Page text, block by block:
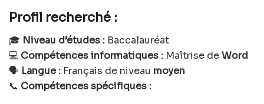
Profil recherché :
🎓 Niveau d’études : Baccalauréat
💻 Compétences informatiques : Maîtrise deWord
🗣️ Langue : Français de niveau moyen
📞 Compétences spécifiques :